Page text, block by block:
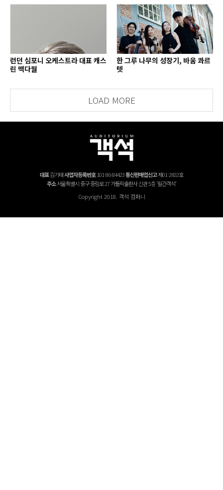
런던 심포니 오케스트라 대표 캐스
린 맥다월
한 그루 나무의 성장기, 바움 콰르
텟
LOAD MORE
대표김기태사업자등록번호101-86-84423통신판매업신고제01-2602호
주소서울특별시 중구 중림로 27 가톨릭출판사 신관 5층 '월간객석'
Copyright 2018. 객석 컴퍼니